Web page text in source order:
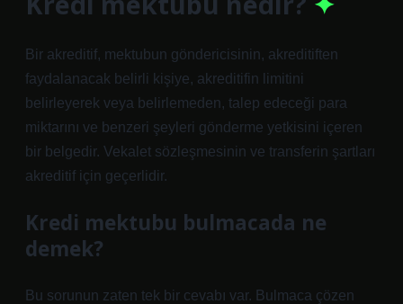
Bir akreditif, mektubun göndericisinin, akreditiften
faydalanacak belirli kişiye, akreditifin limitini
belirleyerek veya belirlemeden, talep edeceği para
miktarını ve benzeri şeyleri gönderme yetkisini içeren
bir belgedir. Vekalet sözleşmesinin ve transferin şartları
akreditif için geçerlidir.
Kredi mektubu bulmacada ne
demek?
Bu sorunun zaten tek bir cevabı var. Bulmaca çözen